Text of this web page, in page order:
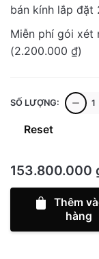
bán kính lắp đặt
Miễn phí gói xét
(2.200.000 ₫)
SỐ LƯỢNG: Giải
pháp
đầu
nguồn
toàn
diện
Reset
153.800.000
Thêm
hàng